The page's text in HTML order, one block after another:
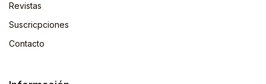
Revistas
Suscricpciones
Contacto